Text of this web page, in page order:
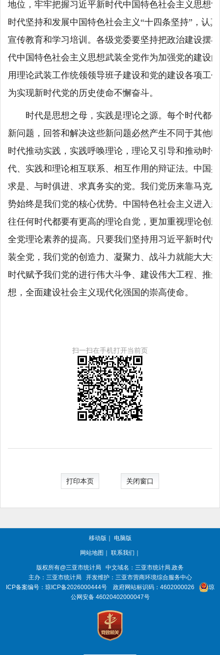
地位，牢牢把握习近平新时代中国特色社会主义思想“
时代坚持和发展中国特色社会主义“十四条坚持”，认
宣传教育和学习培训。各级党委要坚持把政治建设摆
代中国特色社会主义思想武装全党作为加强党的建设
用理论武装工作统领领导班子建设和党的建设各项工
为实现新时代党的历史使命不懈奋斗。
时代是思想之母，实践是理论之源。每个时代都
新问题，回答和解决这些新问题必然产生不同于其他
时代推动实践，实践呼唤理论，理论又引导和推动时
代、实践和理论相互联系、相互作用的辩证法。中国
求是、与时俱进、求真务实的党。我们党历来靠马克
势始终是我们党的核心优势。中国特色社会主义进入
往任何时代都要有更高的理论自觉，更加重视理论创
全党理论素养的提高。只要我们坚持用习近平新时代
装全党，我们党的创造力、凝聚力、战斗力就能大大
时代赋予我们党的进行伟大斗争、建设伟大工程、推
想，全面建设社会主义现代化强国的崇高使命。
扫一扫在手机打开当前页
打印本页 关闭窗口
移动版 ｜ 电脑版
网站地图 ｜ 联系我们 ｜
版权所有@三亚市统计局
中文域名：三亚市统计局.政务
主办：三亚市统计局
开发维护：三亚市营商环境综合服务中心
ICP备案编号： 琼ICP备2026000444号 政府网站标识码： 4602000026
琼
公网安备 46020402000047号